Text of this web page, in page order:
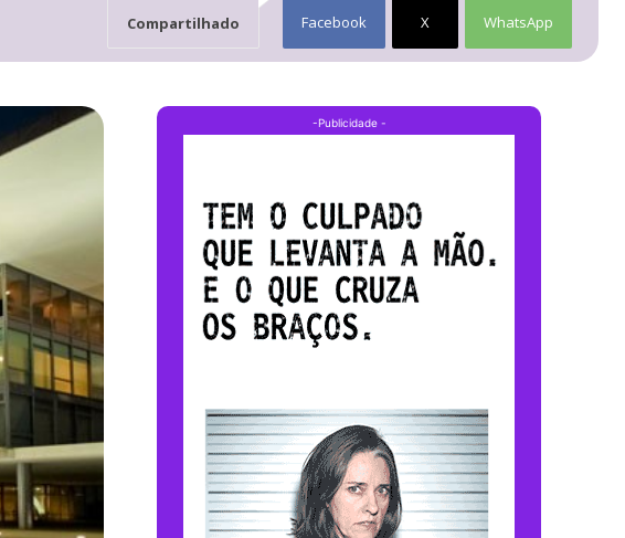
Compartilhado Facebook X WhatsApp
-Publicidade -